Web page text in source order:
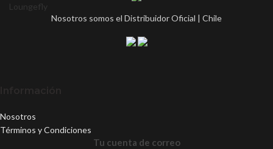
Loungefly
Nosotros somos el Distribuidor Oficial | Chile
Nosotros
Términos y Condiciones
Tu cuenta de correo